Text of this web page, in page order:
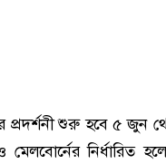
প্রদর্শনী শুরু হবে ৫
মেলবোর্নের নির্ধারিত